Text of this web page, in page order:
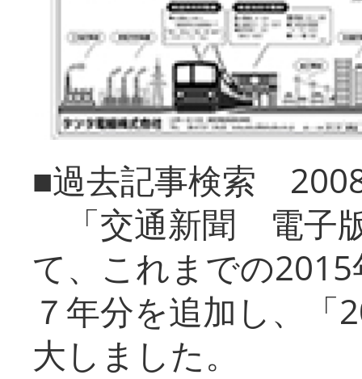
■過去記事検索
「交通新聞 電子
て、これまでの
７年分を追加し、「
大しまし